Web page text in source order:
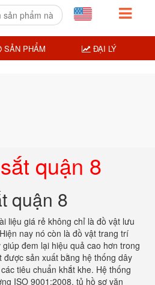
quận 8
quận 8
liệu giá rẻ không chỉ là đồ vật lưu
nay nó còn là đồ vật trang trí
đem lại hiệu quả cao hơn trong
được sản xuất bằng hệ thống dây
tiêu chuẩn khắt khe. Hệ thống
ISO 9001:2008. tủ hồ sơ văn
SẢN PHẨM ĐẠI LÝ